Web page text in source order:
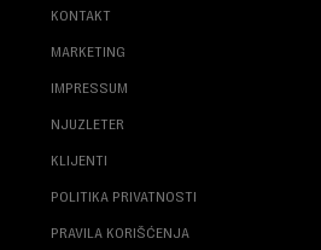
KONTAKT
MARKETING
IMPRESSUM
NJUZLETER
KLIJENTI
POLITIKA PRIVATNOSTI
PRAVILA KORIŠĆENJA